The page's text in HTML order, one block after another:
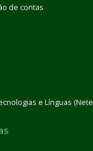
de contas
e Línguas